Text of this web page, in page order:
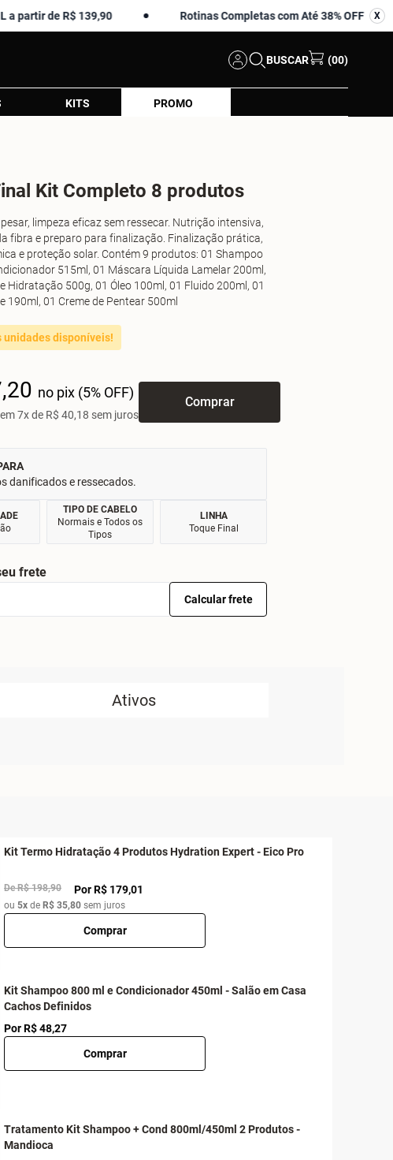
X
de R$ 139,90 Rotinas Completas com Até 38% OFF
X
BUSCAR (00)
KITS PROMO
Kit Completo 8 produtos
limpeza eficaz sem ressecar. Nutrição intensiva,
fibra e preparo para finalização. Finalização prática,
e proteção solar. Contém 9 produtos: 01 Shampoo
515ml, 01 Máscara Líquida Lamelar 200ml,
Hidratação 500g, 01 Óleo 100ml, 01 Fluido 200ml, 01
190ml, 01 Creme de Pentear 500ml
unidades disponíveis!
no pix (5% OFF)
em 7x de R$ 40,18 sem juros
Comprar
danificados e ressecados.
TIPO DE CABELO
Normais e Todos os
Tipos
LINHA
Toque Final
frete
Calcular frete
Ativos
Kit Termo Hidratação 4 Produtos Hydration Expert - Eico Pro
De R$ 198,90 Por R$ 179,01
ou 5x de R$ 35,80 sem juros
Comprar
Kit Shampoo 800 ml e Condicionador 450ml - Salão em Casa
Cachos Definidos
Por R$ 48,27
Comprar
Tratamento Kit Shampoo + Cond 800ml/450ml 2 Produtos -
Mandioca